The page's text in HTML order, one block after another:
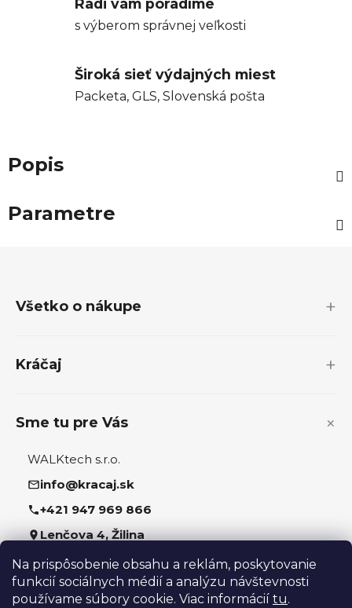
Na prispôsobenie obsahu a reklám, poskytovanie
funkcií sociálnych médií a analýzu návštevnosti
používame súbory cookie. Viac informácií tu.
Radi vám poradíme
s výberom správnej veľkosti
Široká sieť výdajných miest
Packeta, GLS, Slovenská pošta
Popis
Parametre
Všetko o nákupe
Kráčaj
Sme tu pre Vás
WALKtech s.r.o.
info@kracaj.sk
+421 947 969 866
Lenčova 4, Žilina
Sledujte nás